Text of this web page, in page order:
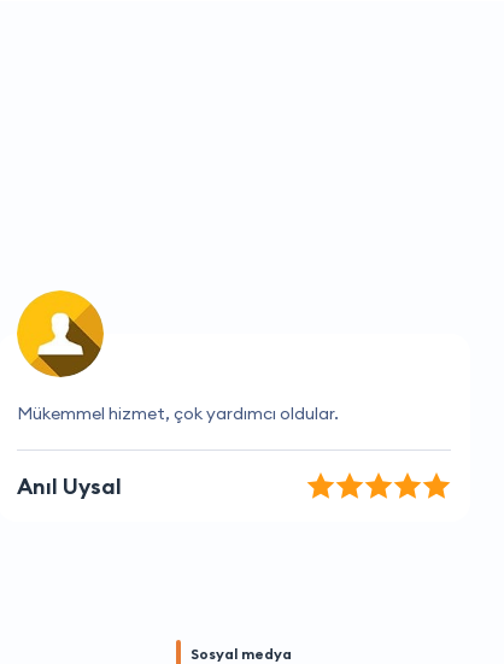
Her zaman hızlı ve etkili çözümler buluyorlar.
Berkant İnanç
Sosyal medya